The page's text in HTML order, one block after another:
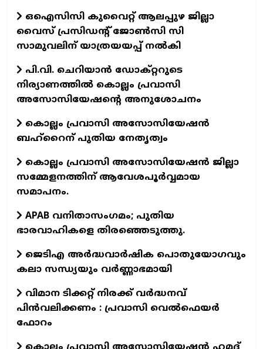
ഒഐസിസി കുവൈറ്റ് ആലപ്പുഴ ജില്ലാ
വൈസ് പ്രസിഡന്റ് ജോണ്‍സി സി
സാമുവലിന് യാത്രയയപ്പ് നല്‍കി
പി.വി. ചെറിയാന്‍ ഡോക്റ്ററുടെ
നിര്യാണത്തില്‍ കൊല്ലം പ്രവാസി
അസോസിയേഷന്റെ അനുശോചനം
കൊല്ലം പ്രവാസി അസോസിയേഷന്‍
ബഹ്‌റൈന് പുതിയ നേതൃത്വം
കൊല്ലം പ്രവാസി അസോസിയേഷന്‍ ജില്ലാ
സമ്മേളനത്തിന് ആവേശപൂര്‍വ്വമായ
സമാപനം.
APAB വനിതാസംഗമം; പുതിയ
ഭാരവാഹികളെ തിരഞ്ഞെടുത്തു.
ജെടിഎ അര്‍ദ്ധവാര്‍ഷിക പൊതുയോഗവും
കലാ സന്ധ്യയും വര്‍ണ്ണാഭമായി
വിമാന ടിക്കറ്റ് നിരക്ക് വർദ്ധനവ്
പിൻവലിക്കണം : പ്രവാസി വെൽഫെയർ
ഫോറം